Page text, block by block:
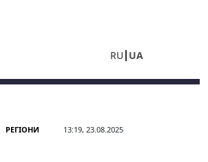
RU UA
РЕГІОНИ 13:19, 23.08.2025